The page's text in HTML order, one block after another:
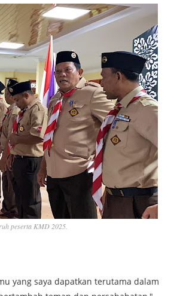
peserta KMD 2025.
yang saya dapatkan terutama dalam